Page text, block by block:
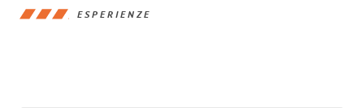
ESPERIENZE